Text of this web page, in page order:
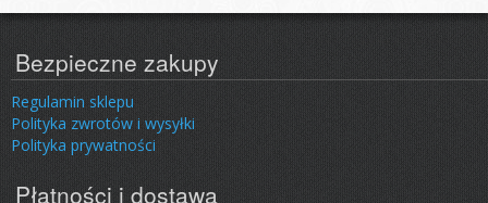
Bezpieczne zakupy
Regulamin sklepu
Polityka zwrotów i wysyłki
Polityka prywatności
Płatności i dostawa